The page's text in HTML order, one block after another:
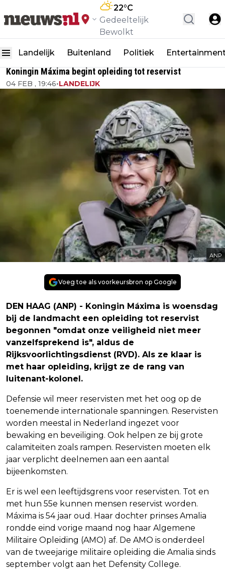
22°C
Gedeeltelijk
Bewolkt
Landelijk Buitenland Politiek
Koningin Máxima begint opleiding tot reservist
04 FEB , 19:46•LANDELIJK
ANP
Voeg toe als voorkeursbron op Google
DEN HAAG (ANP) - Koningin Máxima is woensdag
bij de landmacht een opleiding tot reservist
begonnen "omdat onze veiligheid niet meer
vanzelfsprekend is", aldus de
Rijksvoorlichtingsdienst (RVD). Als ze klaar is
met haar opleiding, krijgt ze de rang van
luitenant-kolonel.
Defensie wil meer reservisten met het oog op de
toenemende internationale spanningen. Reservisten
worden meestal in Nederland ingezet voor
bewaking en beveiliging. Ook helpen ze bij grote
calamiteiten zoals rampen. Reservisten moeten elk
jaar verplicht deelnemen aan een aantal
bijeenkomsten.
Er is wel een leeftijdsgrens voor reservisten. Tot en
met hun 55e kunnen mensen reservist worden.
Máxima is 54 jaar oud. Haar dochter prinses Amalia
rondde eind vorige maand nog haar Algemene
Militaire Opleiding (AMO) af. De AMO is onderdeel
van de tweejarige militaire opleiding die Amalia sinds
september volgt aan het Defensity College.